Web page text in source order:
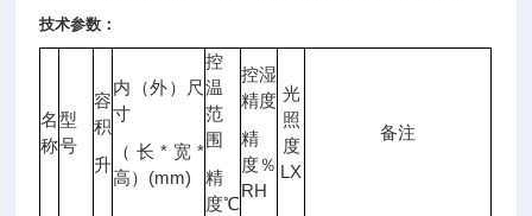
技术参数：
名
称
型
号
容
积
升
内（外）尺
寸
（长*宽*
高）(mm)
控
温
范
围
精
度℃
控湿
精度
精
度％
RH
光
照
度
LX
备注